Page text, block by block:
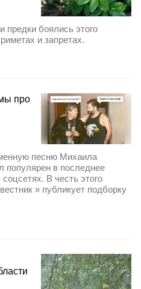
предки боялись этого
и запретах.
про
песню Михаила
популярен в последнее
В честь этого
» публикует подборку